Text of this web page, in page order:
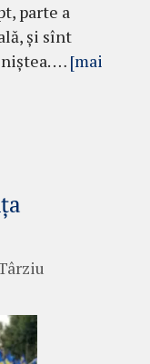
parte a
și sînt
… [mai